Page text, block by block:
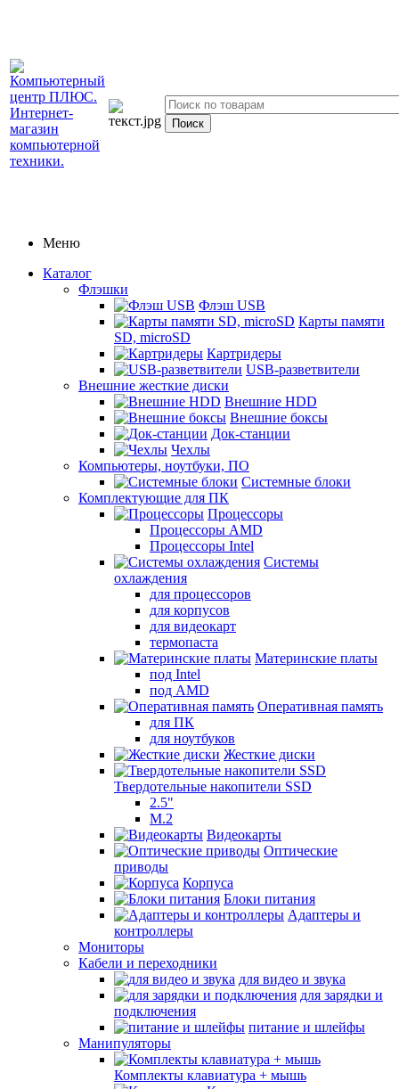
Меню
Каталог
Флэшки
Флэш USB
Карты памяти
SD, microSD
Картридеры
USB-разветвители
Внешние жесткие диски
Внешние HDD
Внешние боксы
Док-станции
Чехлы
Компьютеры, ноутбуки, ПО
Системные блоки
Комплектующие для ПК
Процессоры
Процессоры AMD
Процессоры Intel
Системы
охлаждения
для процессоров
для корпусов
для видеокарт
термопаста
Материнские платы
под Intel
под AMD
Оперативная память
для ПК
для ноутбуков
Жесткие диски
Твердотельные накопители SSD
2.5"
M.2
Видеокарты
Оптические
приводы
Корпуса
Блоки питания
Адаптеры и
контроллеры
Мониторы
Кабели и переходники
для видео и звука
для зарядки и
подключения
питание и шлейфы
Манипуляторы
Комплекты клавиатура + мышь